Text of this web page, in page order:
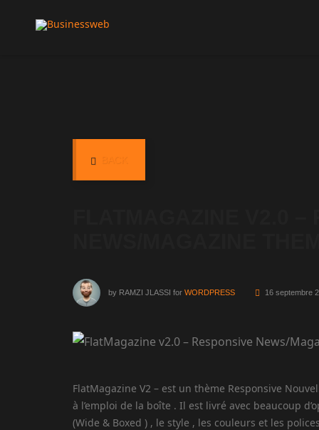
by RAMZI JLASSI for WORDPRESS 16 septembre
FlatMagazine V2 – est un thème Responsive
à l’emploi de la boîte . Il est livré avec beaucoup
(Wide & Boxed ) , le style , les couleurs et les